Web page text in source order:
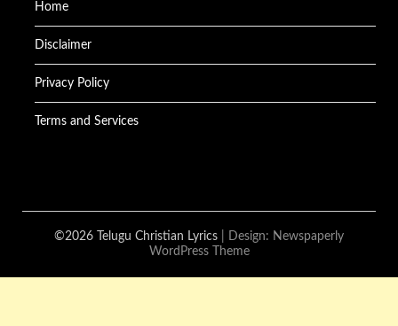
Home
Disclaimer
Privacy Policy
Terms and Services
©2026 Telugu Christian Lyrics | Design: Newspaperly
WordPress Theme